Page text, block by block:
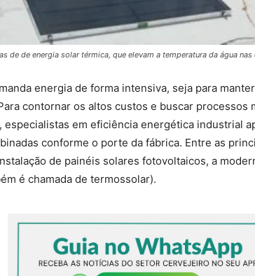
de de energia solar térmica, que elevam a temperatura da água
energia de forma intensiva, seja para
contornar os altos custos e buscar
em eficiência energética industrial
conforme o porte da fábrica. Entre as
de painéis solares fotovoltaicos, a
é chamada de termossolar).